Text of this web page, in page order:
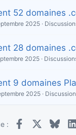
52 domaines
2025
28 domaines
2025
9 domaines
2025
: Facebook